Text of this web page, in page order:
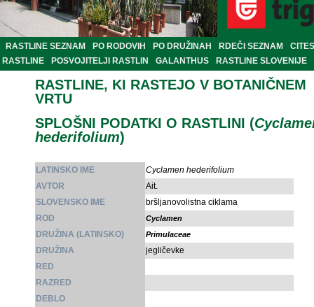
RASTLINE SEZNAM PO RODOVIH PO DRUŽINAH RDEČI SEZNAM
CITES
RASTLINE
POSVOJITELJI RASTLIN GALANTHUS RASTLINE SLOVENIJE
RASTLINE, KI RASTEJO V BOTANIČNEM
VRTU
SPLOŠNI PODATKI O RASTLINI (
hederifolium)
LATINSKO IME
Cyclamen hederifolium
AVTOR
Ait.
SLOVENSKO IME
bršljanovolistna ciklama
ROD
Cyclamen
DRUŽINA (LATINSKO) Primulaceae
DRUŽINA
jegličevke
RED
RAZRED
DEBLO